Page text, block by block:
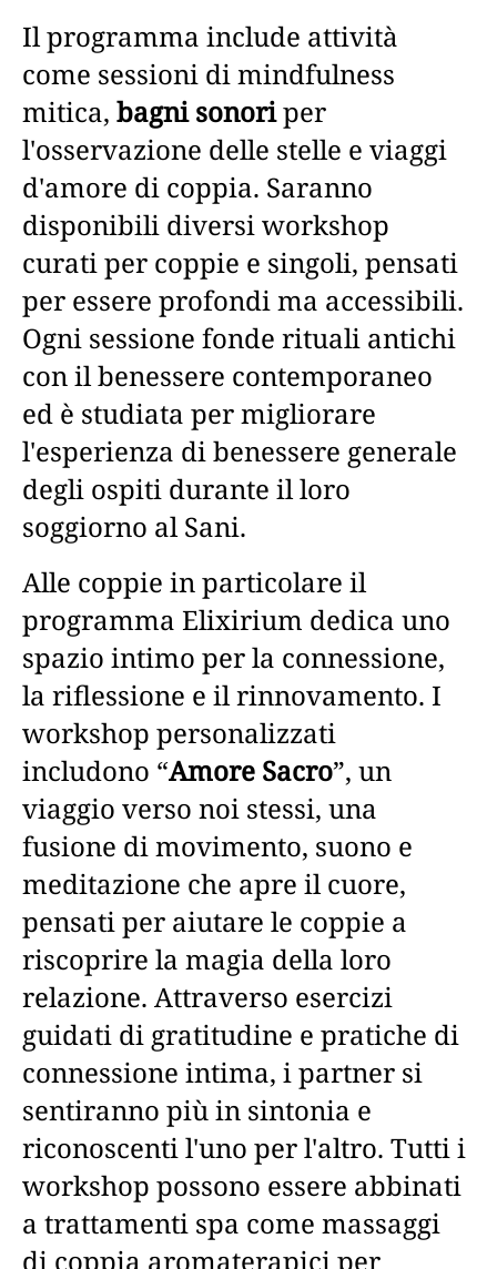
Il programma include attività
come sessioni di mindfulness
mitica, bagni sonoriper
l'osservazione delle stelle e viaggi
d'amore di coppia. Saranno
disponibili diversi workshop
curati per coppie e singoli, pensati
per essere profondi ma accessibili.
Ogni sessione fonde rituali antichi
con il benessere contemporaneo
ed è studiata per migliorare
l'esperienza di benessere generale
degli ospiti durante il loro
soggiorno al Sani.
Alle coppie in particolare il
programma Elixirium dedica uno
spazio intimo per la connessione,
la riflessione e il rinnovamento. I
workshop personalizzati
includono “Amore Sacro”, un
viaggio verso noi stessi, una
fusione di movimento, suono e
meditazione che apre il cuore,
pensati per aiutare le coppie a
riscoprire la magia della loro
relazione. Attraverso esercizi
guidati di gratitudine e pratiche di
connessione intima, i partner si
sentiranno più in sintonia e
riconoscenti l'uno per l'altro. Tutti i
workshop possono essere abbinati
a trattamenti spa come massaggi
di coppia aromaterapici per